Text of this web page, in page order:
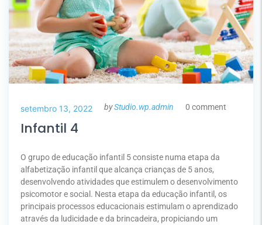
setembro 13, 2022 byStudio.wp.admin 0 comment
Infantil 4
O grupo de educação infantil 5 consiste numa etapa da
alfabetização infantil que alcança crianças de 5 anos,
desenvolvendo atividades que estimulem o desenvolvimento
psicomotor e social. Nesta etapa da educação infantil, os
principais processos educacionais estimulam o aprendizado
através da ludicidade e da brincadeira, propiciando um